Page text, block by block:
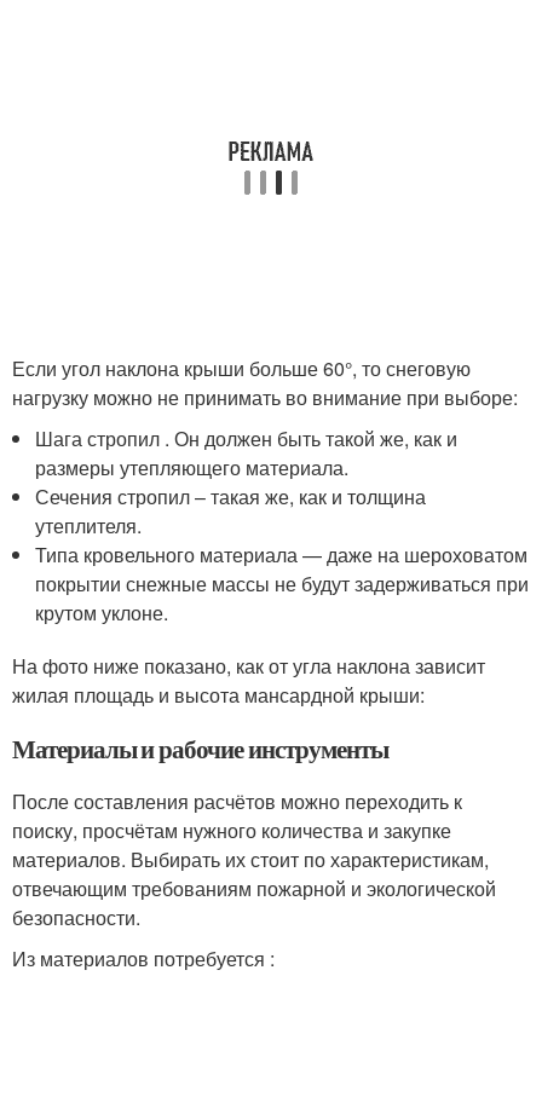
Если угол наклона крыши больше 60°, то снеговую
нагрузку можно не принимать во внимание при выборе:
Шага стропил . Он должен быть такой же, как и
размеры утепляющего материала.
Сечения стропил – такая же, как и толщина
утеплителя.
Типа кровельного материала — даже на шероховатом
покрытии снежные массы не будут задерживаться при
крутом уклоне.
На фото ниже показано, как от угла наклона зависит
жилая площадь и высота мансардной крыши:
Материалы и рабочие инструменты
После составления расчётов можно переходить к
поиску, просчётам нужного количества и закупке
материалов. Выбирать их стоит по характеристикам,
отвечающим требованиям пожарной и экологической
безопасности.
Из материалов потребуется :